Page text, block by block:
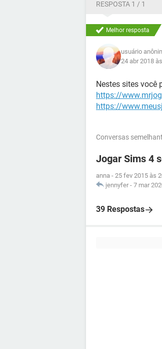
RESPOSTA 1 / 1
Melhor resposta
usuário
24 abr 2018
Nestes sites você
https://
https://
Conversas
Jogar Sims 4
anna - 25 fev 2015 às
jennyfer - 7 mar
39 Respostas